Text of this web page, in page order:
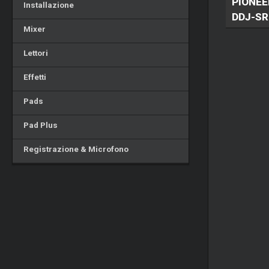
Installazione
Mixer
Lettori
Effetti
Pads
Pad Plus
Registrazione & Microfono
DDJ-SR